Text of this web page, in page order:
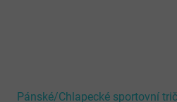
Pánské/Chlapecké sportovní